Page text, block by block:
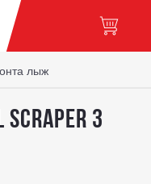
лыж
3